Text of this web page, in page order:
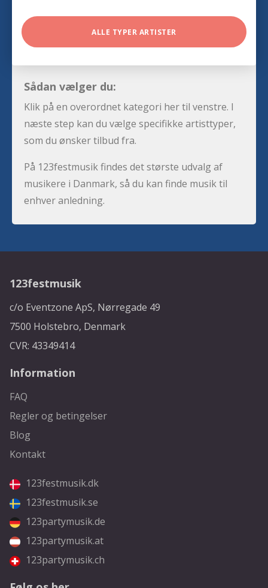
ALLE TYPER ARTISTER
Sådan vælger du:
Klik på en overordnet kategori her til venstre. I
næste step kan du vælge specifikke artisttyper,
som du ønsker tilbud fra.
På 123festmusik findes det største udvalg af
musikere i Danmark, så du kan finde musik til
enhver anledning.
123festmusik
c/o Eventzone ApS, Nørregade 49
7500 Holstebro, Denmark
CVR: 43349414
Information
FAQ
Regler og betingelser
Blog
Kontakt
123festmusik.dk
123festmusik.se
123partymusik.de
123partymusik.at
123partymusik.ch